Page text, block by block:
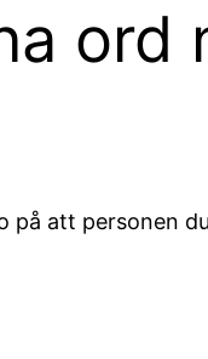
ord
att personen